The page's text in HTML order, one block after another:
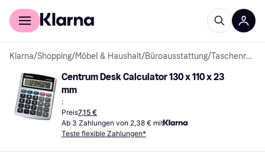
Für Shopper
Klarna/Shopping/Möbel & Haushalt/Büroausstattung/ Taschenrechner
Centrum Desk Calculator 130 x 110 x 23
mm
:
Preis7,15 €
Ab 3 Zahlungen von 2,38 € mit
Teste flexible Zahlungen*